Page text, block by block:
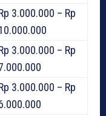
3.000.000 – Rp
3.000.000 – Rp
3.000.000 – Rp